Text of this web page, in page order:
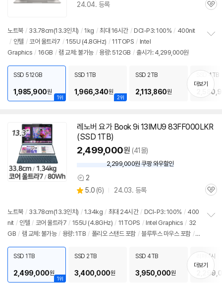
24.04. 등록
관
노트북 / 33.78cm(13.3인치) / 1kg / 최대 16시간 / DCI-P3: 100% / 400nit
/ 인텔 / 코어 울트라7 / 155U (4.8GHz) / 11TOPS / Intel
Graphics / 16GB / 램 교체: 불가능 / 용량: 512GB / 출시가: 4,299,000원
치
기
1위
SSD 512GB
1,985,900원
2위
SSD 1TB
1,966,340원
SSD 2TB
2,113,860원
SSD 4TB
더보기
레노버 요가 Book 9i 13IMU9 83FF000LKR
(SSD 1TB)
2,499,000원 (41몰)
우
할
인
2,299,000원 쿠팡 와우할인
상
품
견
2
별
5.0 (상
리
뷰
6) 24.03. 등록
관
노트북 / 33.78cm(13.3인치) / 1.34kg / 최대 24시간 / DCI-P3: 100% / 400
nit / 인텔 / 코어 울트라7 / 155U (4.8GHz) / 11TOPS / Intel Graphics / 32
GB / 램 교체: 불가능 / 용량: 1TB / 폴리오 스탠드 포함 / 블루투스 마우스 포함 /
가: 4,299,000원
치
기
1위
SSD 1TB
2,499,000원
SSD 2TB
3,400,000원
SSD 4TB
3,950,000원
리퍼비시
더보기